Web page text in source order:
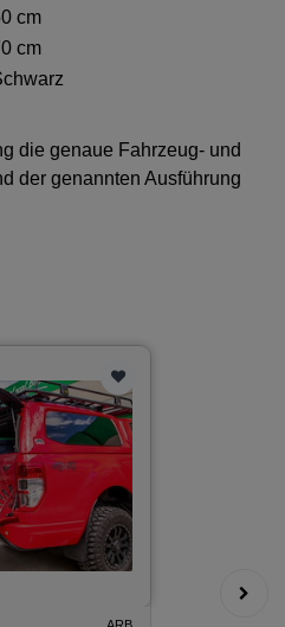
cm
cm
die genaue Fahrzeug- und
der genannten Ausführung